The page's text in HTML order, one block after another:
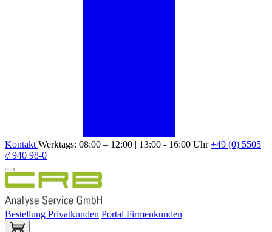
Kontakt Werktags: 08:00 – 12:00 | 13:00 - 16:00 Uhr+49 (0) 5505
// 940 98-0
Bestellung Privatkunden Portal Firmenkunden